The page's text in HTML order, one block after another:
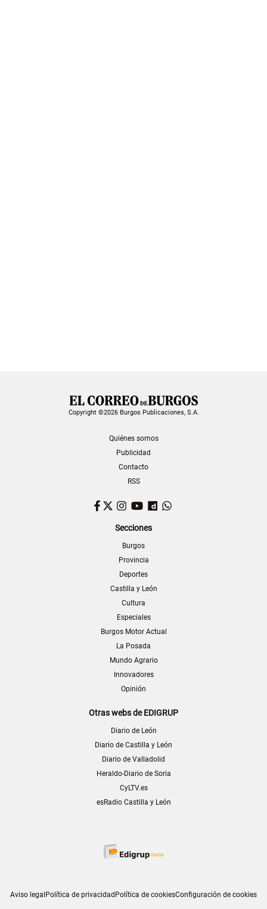
Copyright ©2026 Burgos Publicaciones, S.A.
Quiénes somos
Publicidad
Contacto
RSS
Facebook
TwitterInstagram
YouTubeDailymotion
Secciones
Burgos
Provincia
Deportes
Castilla y León
Cultura
Especiales
Burgos Motor Actual
La Posada
Mundo Agrario
Innovadores
Opinión
Otras webs de EDIGRUP
Diario de León
Diario de Castilla y León
Diario de Valladolid
Heraldo-Diario de Soria
CyLTV.es
esRadio Castilla y León
Aviso legalPolítica de privacidadPolítica de cookiesConfiguración de cookies